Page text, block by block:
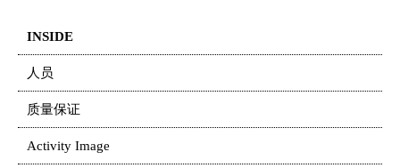
INSIDE
人员
质量保证
Activity Image